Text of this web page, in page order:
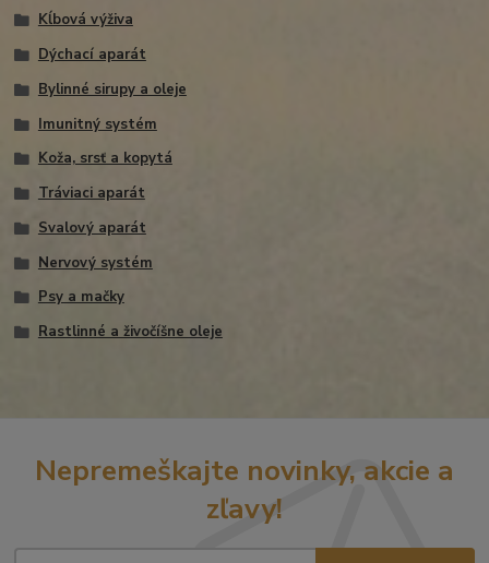
Kĺbová výživa
Dýchací aparát
Bylinné sirupy a oleje
Imunitný systém
Koža, srsť a kopytá
Tráviaci aparát
Svalový aparát
Nervový systém
Psy a mačky
Rastlinné a živočíšne oleje
Nepremeškajte novinky, akcie a
zľavy!